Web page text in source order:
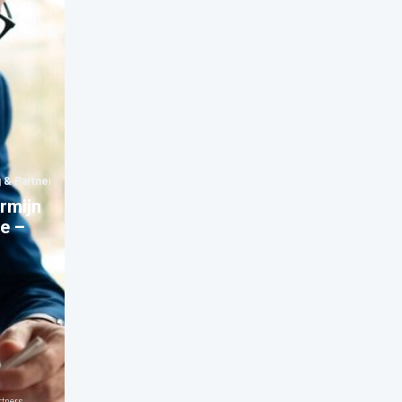
& Partners
–